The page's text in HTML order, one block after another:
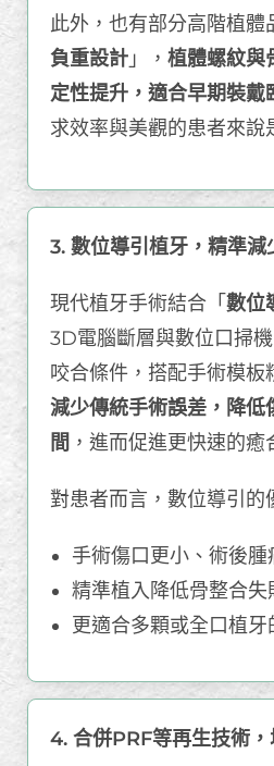
此外，也有部分高階植體
負重設計」， 植體螺紋與
定性提升，適合早期裝戴
求效率與美觀的患者來說
3. 數位導引植牙，精準減
現代植牙手術結合「 數位
3D電腦斷層與數位口掃
咬合條件，搭配手術模板
減少傳統手術誤差，降低
間 ，進而促進更快速的癒
對患者而言，數位導引的
手術傷口更小、術後腫
精準植入降低骨整合失
更適合多顆或全口植牙
4. 合併PRF等再生技術